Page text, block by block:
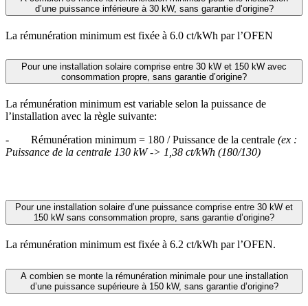
d’une puissance inférieure à 30 kW, sans garantie d’origine?
La rémunération minimum est fixée à 6.0 ct/kWh par l’OFEN
Pour une installation solaire comprise entre 30 kW et 150 kW avec
consommation propre, sans garantie d’origine?
La rémunération minimum est variable selon la puissance de
l’installation avec la règle suivante:
- Rémunération minimum = 180 / Puissance de la centrale (ex :
Puissance de la centrale 130 kW -> 1,38 ct/kWh (180/130)
Pour une installation solaire d’une puissance comprise entre 30 kW et
150 kW sans consommation propre, sans garantie d’origine?
La rémunération minimum est fixée à 6.2 ct/kWh par l’OFEN.
A combien se monte la rémunération minimale pour une installation
d’une puissance supérieure à 150 kW, sans garantie d’origine?